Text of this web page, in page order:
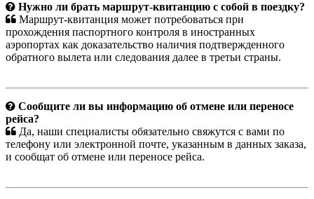
Нужно ли брать маршрут-квитанцию с собой в поездку?
Маршрут-квитанция может потребоваться при
прохождения паспортного контроля в иностранных
аэропортах как доказательство наличия подтвержденного
обратного вылета или следования далее в третьи страны.
Сообщите ли вы информацию об отмене или переносе
рейса?
Да, наши специалисты обязательно свяжутся с вами по
телефону или электронной почте, указанным в данных заказа,
и сообщат об отмене или переносе рейса.